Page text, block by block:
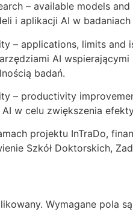
– available models
i aplikacji AI w
– applications, limits and
AI
badań.
– productivity
w celu zwiększenia
projektu InTraDo,
Szkół Doktorskich,
Wymagane pola